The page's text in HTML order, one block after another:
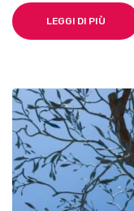
LEGGI DI PIÙ